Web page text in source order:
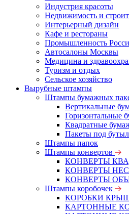
Индустрия красоты
Недвижимость и
Интерьерный дизайн
Кафе и рестораны
Промышленность
Автосалоны Москвы
Медицина и
Туризм и отдых
Сельское хозяйство
Вырубные штампы
Штампы бумажных
Вертикальные
Горизонтальные
Квадратные
Пакеты под
Штампы папок
Штампы конвертов
КОНВЕРТЫ
КОНВЕРТЫ
КОНВЕРТЫ
Штампы коробочек
КОРОБКИ
КАРТОННЫЕ